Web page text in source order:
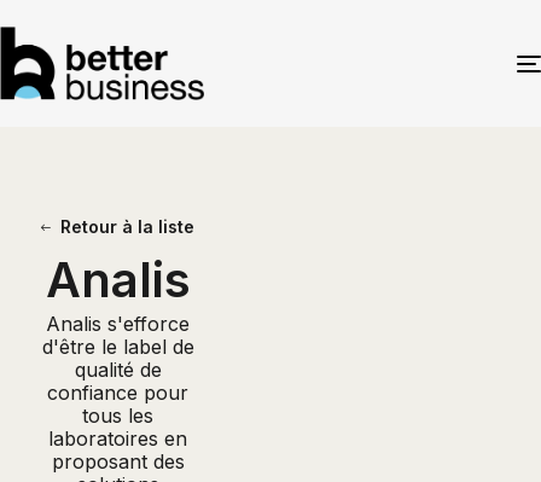
Retour à la liste
Analis
Analis s'efforce
d'être le label de
qualité de
confiance pour
tous les
laboratoires en
proposant des